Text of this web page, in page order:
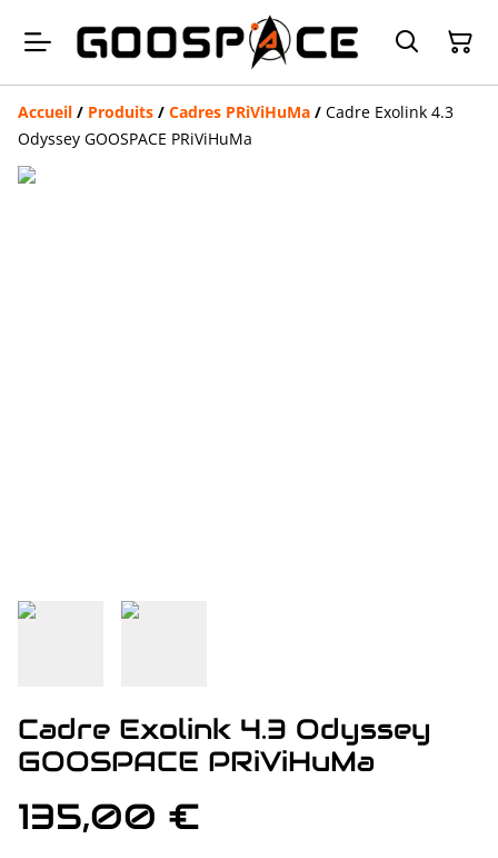
Accueil / Produits / Cadres PRiViHuMa / Cadre Exolink 4.3
Odyssey GOOSPACE PRiViHuMa
Cadre Exolink 4.3 Odyssey
GOOSPACE PRiViHuMa
135,00 €